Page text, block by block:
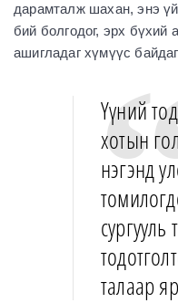
дарамталж шахан, энэ
бий болгодог, эрх
ашигладаг хүмүүс
Үүний
хотын
нэгэнд
сургууль
талаар